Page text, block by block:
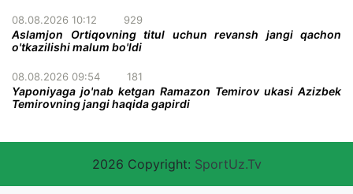
08.08.2026 10:12 929
Aslamjon Ortiqovning titul uchun revansh jangi qachon
o'tkazilishi malum bo'ldi
08.08.2026 09:54 181
Yaponiyaga jo'nab ketgan Ramazon Temirov ukasi Azizbek
Temirovning jangi haqida gapirdi
2026 Copyright: SportUz.Tv